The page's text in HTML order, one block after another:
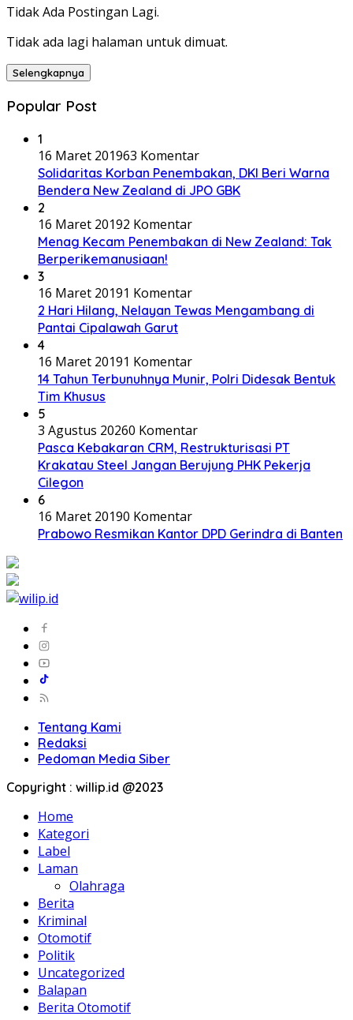
Tidak Ada Postingan Lagi.
Tidak ada lagi halaman untuk dimuat.
Selengkapnya
Popular Post
1
16 Maret 201963 Komentar
Solidaritas Korban Penembakan, DKI Beri Warna
Bendera New Zealand di JPO GBK
2
16 Maret 20192 Komentar
Menag Kecam Penembakan di New Zealand: Tak
Berperikemanusiaan!
3
16 Maret 20191 Komentar
2 Hari Hilang, Nelayan Tewas Mengambang di
Pantai Cipalawah Garut
4
16 Maret 20191 Komentar
14 Tahun Terbunuhnya Munir, Polri Didesak Bentuk
Tim Khusus
5
3 Agustus 20260 Komentar
Pasca Kebakaran CRM, Restrukturisasi PT
Krakatau Steel Jangan Berujung PHK Pekerja
Cilegon
6
16 Maret 20190 Komentar
Prabowo Resmikan Kantor DPD Gerindra di Banten
Tentang Kami
Redaksi
Pedoman Media Siber
Copyright : willip.id @2023
Home
Kategori
Label
Laman
Olahraga
Berita
Kriminal
Otomotif
Politik
Uncategorized
Balapan
Berita Otomotif